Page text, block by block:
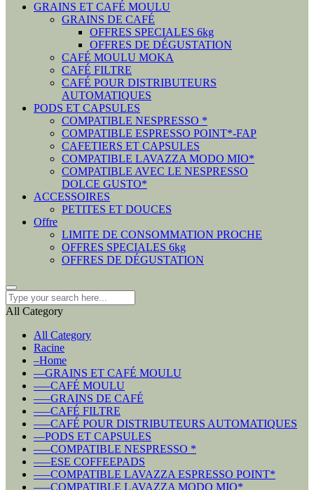
GRAINS ET CAFÉ MOULU
GRAINS DE CAFÉ
OFFRES SPECIALES 6kg
OFFRES DE DÉGUSTATION
CAFÉ MOULU MOKA
CAFÉ FILTRE
CAFÉ POUR DISTRIBUTEURS
AUTOMATIQUES
PODS ET CAPSULES
COMPATIBLE NESPRESSO *
COMPATIBLE ESPRESSO POINT*-FAP
CAFETIERS ET CAPSULES
COMPATIBLE LAVAZZA MODO MIO*
COMPATIBLE AVEC LE NESPRESSO
DOLCE GUSTO*
ACCESSOIRES
PETITES ET DOUCES
Offre
LIMITE DE CONSOMMATION PROCHE
OFFRES SPECIALES 6kg
OFFRES DE DÉGUSTATION
All Category
All Category
Racine
–Home
––GRAINS ET CAFÉ MOULU
–––CAFÉ MOULU
–––GRAINS DE CAFÉ
–––CAFÉ FILTRE
–––CAFÉ POUR DISTRIBUTEURS AUTOMATIQUES
––PODS ET CAPSULES
–––COMPATIBLE NESPRESSO *
–––ESE COFFEEPADS
–––COMPATIBLE LAVAZZA ESPRESSO POINT*
–––COMPATIBLE LAVAZZA MODO MIO*